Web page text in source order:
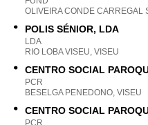
OLIVEIRA CONDE CARREGAL
POLIS SÉNIOR, LDA
LDA
RIO LOBA VISEU, VISEU
CENTRO SOCIAL
PCR
BESELGA PENEDONO, VISEU
CENTRO SOCIAL
PCR